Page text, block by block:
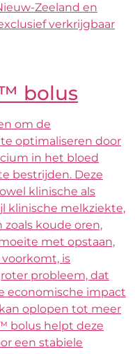
Zeeland en
verkrijgbaar
bolus
om de
optimaliseren door
in het bloed
bestrijden. Deze
klinische als
klinische melkziekte,
koude oren,
met opstaan,
is
probleem, dat
economische impact
oplopen tot meer
bolus helpt deze
een stabiele